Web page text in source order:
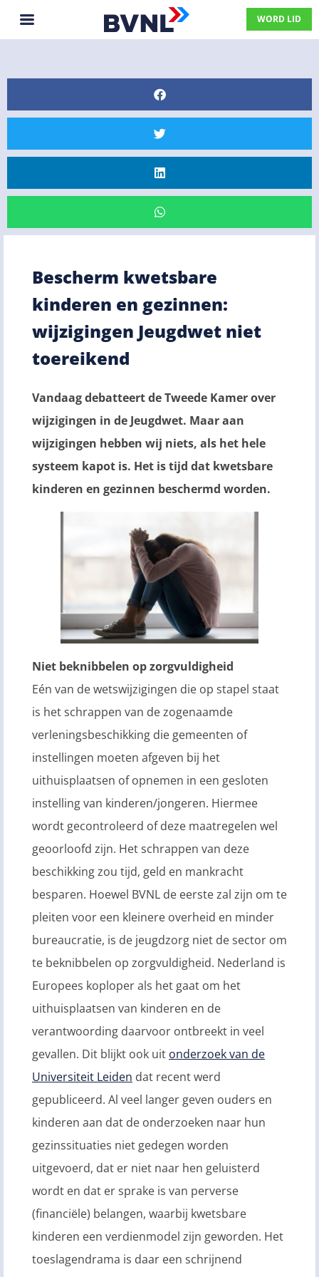
WORD LID
Bescherm kwetsbare
kinderen en gezinnen:
wijzigingen Jeugdwet niet
toereikend
Vandaag debatteert de Tweede Kamer over
wijzigingen in de Jeugdwet. Maar aan
wijzigingen hebben wij niets, als het hele
systeem kapot is. Het is tijd dat kwetsbare
kinderen en gezinnen beschermd worden.
Niet beknibbelen op zorgvuldigheid
Eén van de wetswijzigingen die op stapel staat
is het schrappen van de zogenaamde
verleningsbeschikking die gemeenten of
instellingen moeten afgeven bij het
uithuisplaatsen of opnemen in een gesloten
instelling van kinderen/jongeren. Hiermee
wordt gecontroleerd of deze maatregelen wel
geoorloofd zijn. Het schrappen van deze
beschikking zou tijd, geld en mankracht
besparen. Hoewel BVNL de eerste zal zijn om te
pleiten voor een kleinere overheid en minder
bureaucratie, is de jeugdzorg niet de sector om
te beknibbelen op zorgvuldigheid. Nederland is
Europees koploper als het gaat om het
uithuisplaatsen van kinderen en de
verantwoording daarvoor ontbreekt in veel
gevallen. Dit blijkt ook uit onderzoek van de
Universiteit Leiden dat recent werd
gepubliceerd. Al veel langer geven ouders en
kinderen aan dat de onderzoeken naar hun
gezinssituaties niet gedegen worden
uitgevoerd, dat er niet naar hen geluisterd
wordt en dat er sprake is van perverse
(financiële) belangen, waarbij kwetsbare
kinderen een verdienmodel zijn geworden. Het
toeslagendrama is daar een schrijnend